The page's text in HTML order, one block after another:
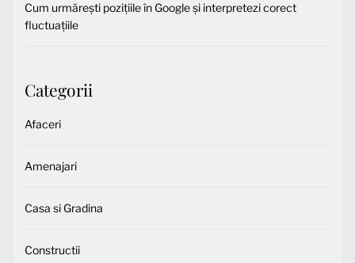
Cum urmărești pozițiile în Google și interpretezi corect
fluctuațiile
Categorii
Afaceri
Amenajari
Casa si Gradina
Constructii